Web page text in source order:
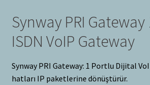
Synway PRI Gateway
ISDN VoIP Gateway
Synway PRI Gateway: 1 Portlu Dijital
hatları IP paketlerine dönüştürür.